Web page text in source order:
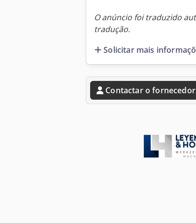
O anúncio foi traduzido
tradução.
Solicitar mais
Contactar o fornecedor